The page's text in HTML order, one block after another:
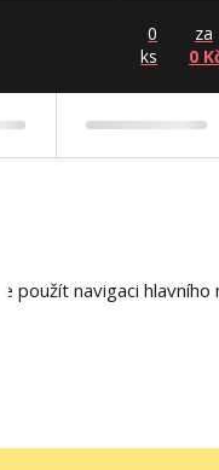
0
ks
za
0
použít navigaci hlavního